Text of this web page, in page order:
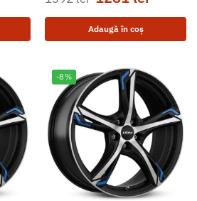
Adaugă în coș
-8%